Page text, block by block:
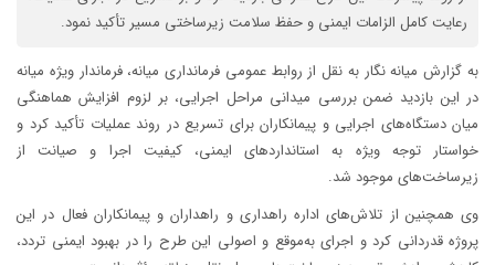
رعایت کامل الزامات ایمنی و حفظ سلامت زیرساختی مسیر تأکید نمود.
به گزارش میانه نگار به نقل از روابط عمومی فرمانداری میانه، فرماندار ویژه میانه
در این بازدید ضمن بررسی میدانی مراحل اجرایی، بر لزوم افزایش هماهنگی
میان دستگاه‌های اجرایی و پیمانکاران برای تسریع در روند عملیات تأکید کرد و
خواستار توجه ویژه به استانداردهای ایمنی، کیفیت اجرا و صیانت از
زیرساخت‌های موجود شد.
وی همچنین از تلاش‌های اداره راهداری و راهداران و پیمانکاران فعال در این
پروژه قدردانی کرد و اجرای به‌موقع و اصولی این طرح را در بهبود ایمنی تردد،